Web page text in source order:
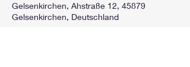
Gelsenkirchen, Ahstraße 12, 45879
Gelsenkirchen, Deutschland